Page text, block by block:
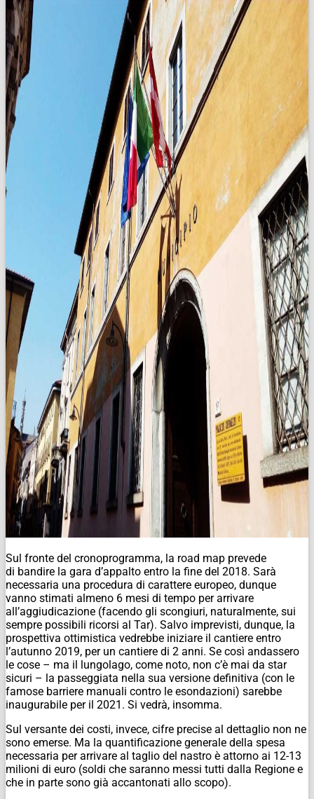
Sul fronte del cronoprogramma, la road map prevede
di bandire la gara d’appalto entro la fine del 2018. Sarà
necessaria una procedura di carattere europeo, dunque
vanno stimati almeno 6 mesi di tempo per arrivare
all’aggiudicazione (facendo gli scongiuri, naturalmente, sui
sempre possibili ricorsi al Tar). Salvo imprevisti, dunque, la
prospettiva ottimistica vedrebbe iniziare il cantiere entro
l’autunno 2019, per un cantiere di 2 anni. Se così andassero
le cose – ma il lungolago, come noto, non c’è mai da star
sicuri – la passeggiata nella sua versione definitiva (con le
famose barriere manuali contro le esondazioni) sarebbe
inaugurabile per il 2021. Si vedrà, insomma.
Sul versante dei costi, invece, cifre precise al dettaglio non ne
sono emerse. Ma la quantificazione generale della spesa
necessaria per arrivare al taglio del nastro è attorno ai 12-13
milioni di euro (soldi che saranno messi tutti dalla Regione e
che in parte sono già accantonati allo scopo).